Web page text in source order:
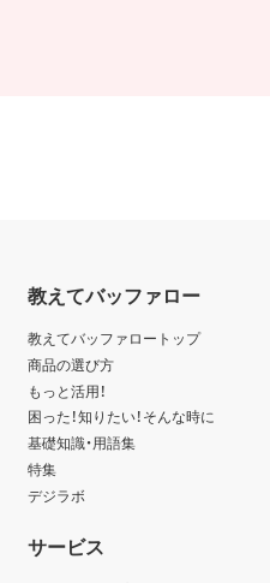
教えてバッファロー
教えてバッファロートップ
商品の選び方
もっと活用！
困った！知りたい！そんな時に
基礎知識・用語集
特集
デジラボ
サービス